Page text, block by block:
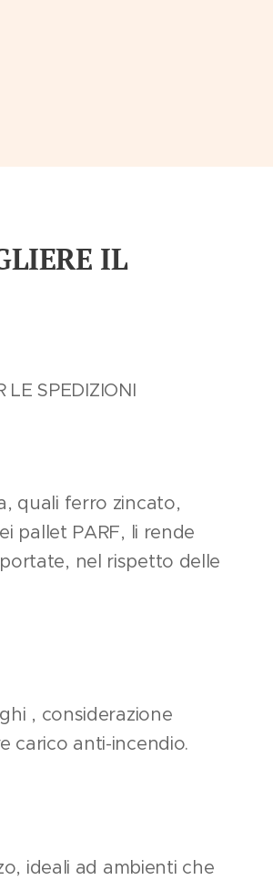
IL
LE SPEDIZIONI
quali ferro zincato,
pallet PARF, li rende
nel rispetto delle
, considerazione
carico anti-incendio.
ideali ad ambienti che